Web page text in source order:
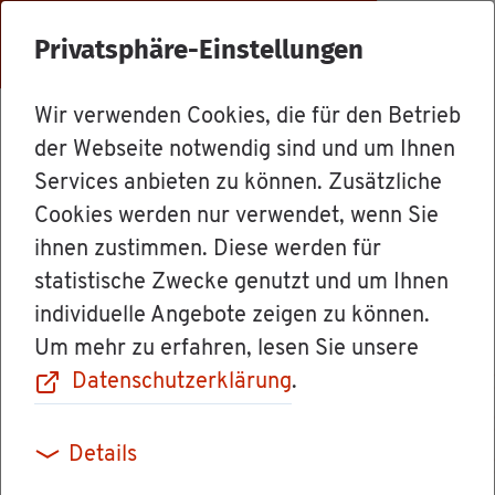
Privatsphäre-Einstellungen
Wir verwenden Cookies, die für den Betrieb
der Webseite notwendig sind und um Ihnen
Services anbieten zu können. Zusätzliche
Cookies werden nur verwendet, wenn Sie
ihnen zustimmen. Diese werden für
statistische Zwecke genutzt und um Ihnen
individuelle Angebote zeigen zu können.
Um mehr zu erfahren, lesen Sie unsere
Datenschutzerklärung.
Details
For­mu­la­re & Orts­recht
Bil­dungs­kre­dit
on­line be­an­tra­
gen